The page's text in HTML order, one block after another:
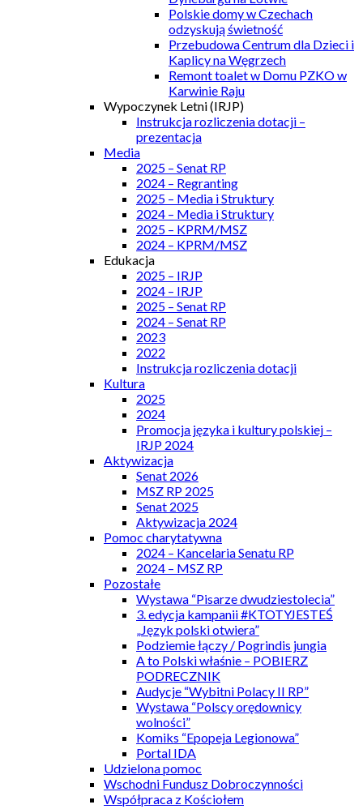
Polskie domy w Czechach
odzyskują świetność
Przebudowa Centrum dla Dzieci i
Kaplicy na Węgrzech
Remont toalet w Domu PZKO w
Karwinie Raju
Wypoczynek Letni (IRJP)
Instrukcja rozliczenia dotacji –
prezentacja
Media
2025 – Senat RP
2024 – Regranting
2025 – Media i Struktury
2024 – Media i Struktury
2025 – KPRM/MSZ
2024 – KPRM/MSZ
Edukacja
2025 – IRJP
2024 – IRJP
2025 – Senat RP
2024 – Senat RP
2023
2022
Instrukcja rozliczenia dotacji
Kultura
2025
2024
Promocja języka i kultury polskiej –
IRJP 2024
Aktywizacja
Senat 2026
MSZ RP 2025
Senat 2025
Aktywizacja 2024
Pomoc charytatywna
2024 – Kancelaria Senatu RP
2024 – MSZ RP
Pozostałe
Wystawa “Pisarze dwudziestolecia”
3. edycja kampanii #KTOTYJESTEŚ
„Język polski otwiera”
Podziemie łączy / Pogrindis jungia
A to Polski właśnie – POBIERZ
PODRECZNIK
Audycje “Wybitni Polacy II RP”
Wystawa “Polscy orędownicy
wolności”
Komiks “Epopeja Legionowa”
Portal IDA
Udzielona pomoc
Wschodni Fundusz Dobroczynności
Współpraca z Kościołem